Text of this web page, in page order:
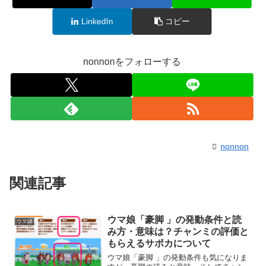
LinkedIn コピー
nonnonをフォローする
nonnon
関連記事
ウマ娘
ウマ娘「豪脚 」の発動条件と読
み方・意味は？チャンミの評価と
もらえるサポカについて
ウマ娘「豪脚 」の発動条件も気になりま